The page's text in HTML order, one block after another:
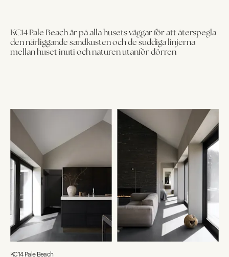
KC14 Pale Beach är på alla husets väggar för att återspegla
den närliggande sandkusten och de suddiga linjerna
mellan huset inuti och naturen utanför dörren
KC14 Pale Beach